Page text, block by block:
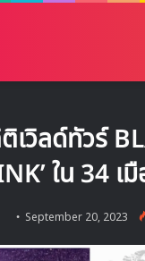
เวิลด์ทัวร์
ใน 34 เ
September 20, 2023